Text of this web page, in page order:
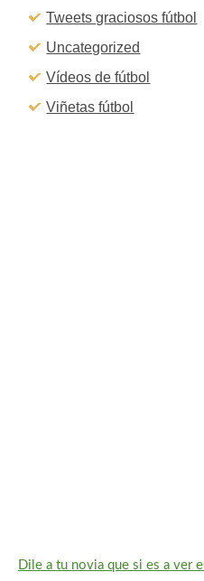
Tweets graciosos fútbol
Uncategorized
Vídeos de fútbol
Viñetas fútbol
Dile a tu novia que si es a ver